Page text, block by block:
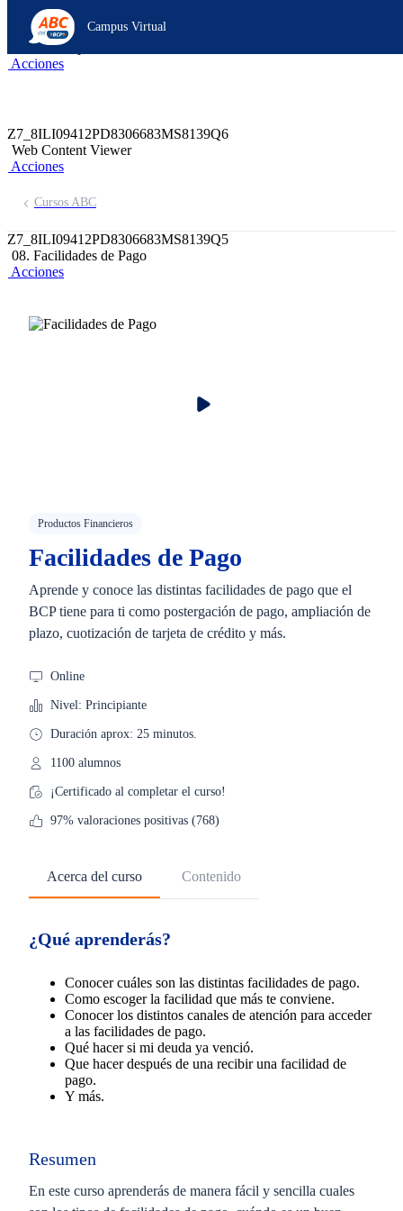
Z6_8ILI09412PD8306683MS8139A2
Z7_8ILI09412PD8306683MS8139Q4
header-campus-virtual-abc
Acciones
Campus Virtual
Z7_8ILI09412PD8306683MS8139Q6
Web Content Viewer
Acciones
Cursos ABC
Z7_8ILI09412PD8306683MS8139Q5
08. Facilidades de Pago
Acciones
Productos Financieros
Facilidades de Pago
Aprende y conoce las distintas facilidades de pago que el
BCP tiene para ti como postergación de pago, ampliación de
plazo, cuotización de tarjeta de crédito y más.
Online
Nivel: Principiante
Duración aprox: 25 minutos.
1100 alumnos
¡Certificado al completar el curso!
97% valoraciones positivas (768)
Acerca del curso Contenido
¿Qué aprenderás?
Conocer cuáles son las distintas facilidades de pago.
Como escoger la facilidad que más te conviene.
Conocer los distintos canales de atención para acceder
a las facilidades de pago.
Qué hacer si mi deuda ya venció.
Que hacer después de una recibir una facilidad de
pago.
Y más.
Resumen
En este curso aprenderás de manera fácil y sencilla cuales